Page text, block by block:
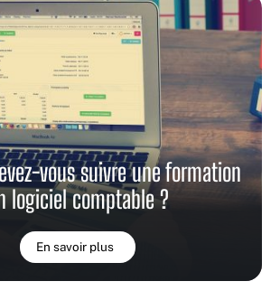
vous suivre une formation
logiciel comptable ?
En savoir plus